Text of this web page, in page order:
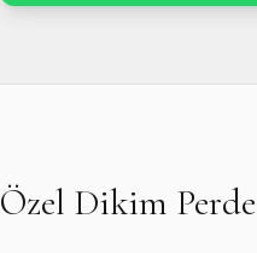
Özel Dikim